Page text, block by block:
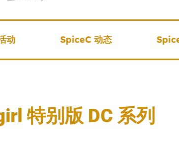
动 SpiceC 动态
特别版 DC 系列